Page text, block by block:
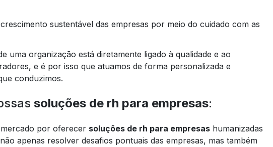
sustentável das empresas por meio do cuidado com as
uma organização está diretamente ligado à qualidade e ao
e é por isso que atuamos de forma personalizada e
conduzimos.
soluções de rh para empresas:
por oferecer soluções de rh para empresas humanizadas
apenas resolver desafios pontuais das empresas, mas também